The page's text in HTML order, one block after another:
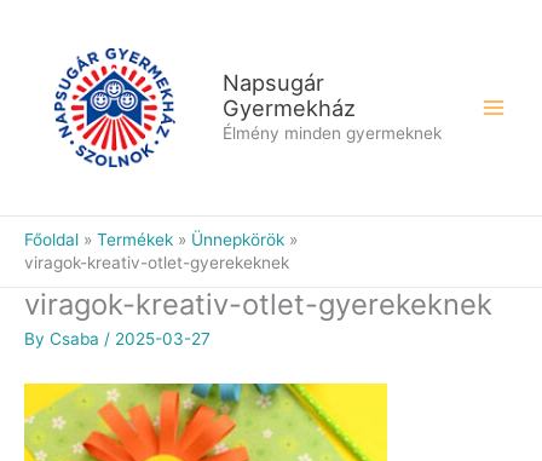
Napsugár
Gyermekház
Élmény minden gyermeknek
Főoldal Termékek
Ünnepkörök
viragok-kreativ-otlet-gyerekeknek
viragok-kreativ-otlet-gyerekeknek
By Csaba / 2025-03-27